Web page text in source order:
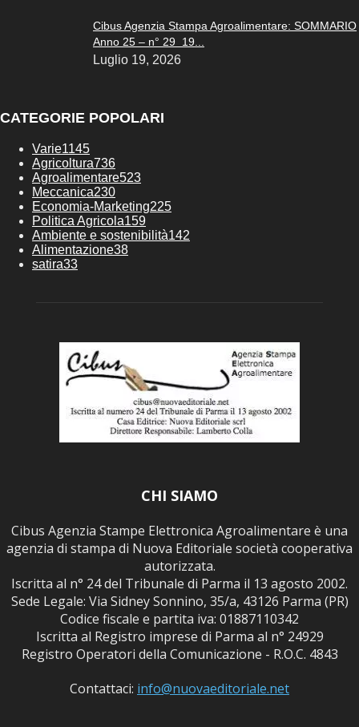
Cibus Agenzia Stampa Agroalimentare: SOMMARIO
Anno 25 – n° 29 19...
Luglio 19, 2026
CATEGORIE POPOLARI
Varie1145
Agricoltura736
Agroalimentare523
Meccanica230
Economia-Marketing225
Politica Agricola159
Ambiente e sostenibilità142
Alimentazione38
satira33
CHI SIAMO
Cibus Agenzia Stampe Elettronica Agroalimentare è una
agenzia di stampa di Nuova Editoriale società cooperativa
autorizzata.
Iscritta al n° 24 del Tribunale di Parma il 13 agosto 2002.
Sede Legale: Via Sidney Sonnino, 35/a, 43126 Parma (PR)
Codice fiscale e partita iva: 01887110342
Iscritta al Registro imprese di Parma al n° 24929
Registro Operatori della Comunicazione - R.O.C. 4843
Contattaci: info@nuovaeditoriale.net